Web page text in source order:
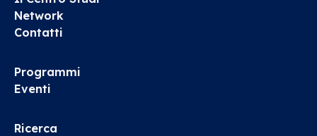
Network
Contatti
Programmi
Eventi
Ricerca